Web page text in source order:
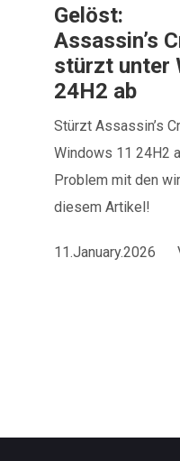
Gelöst:
Assassin’s
stürzt unter
24H2 ab
Stürzt Assassin’s
Windows 11 24H2
Problem mit den
diesem Artikel!
11.January.2026